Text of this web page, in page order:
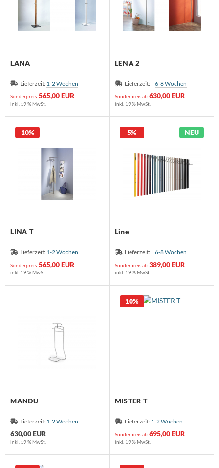
LANA
Lieferzeit: 1-2 Wochen
Sonderpreis 565,00 EUR
inkl. 19 % MwSt.
LENA 2
Lieferzeit: 6-8 Wochen
Sonderpreis ab 630,00 EUR
inkl. 19 % MwSt.
LINA T
Lieferzeit: 1-2 Wochen
Sonderpreis 565,00 EUR
10%
inkl. 19 % MwSt.
NEU
Line
Lieferzeit: 6-8 Wochen
Sonderpreis ab 389,00 EUR
5%
inkl. 19 % MwSt.
MANDU
Lieferzeit: 1-2 Wochen
630,00 EUR
inkl. 19 % MwSt.
MISTER T
Lieferzeit: 1-2 Wochen
Sonderpreis ab 695,00 EUR
10%
inkl. 19 % MwSt.